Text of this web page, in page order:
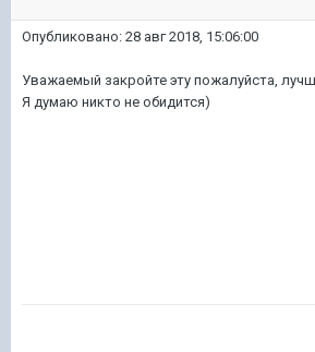
Опубликовано: 28 авг 2018, 15:06:00
Уважаемый закройте эту пожалуйста,
Я думаю никто не обидится)